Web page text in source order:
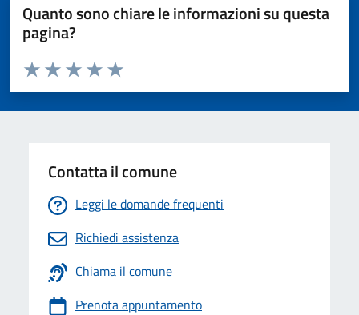
Quanto sono chiare le informazioni su questa
pagina?
Valuta da 1 a 5 stelle la pagina
Valuta 5 stelle su 5
Valuta 4 stelle su 5
Valuta 3 stelle su 5
Valuta 2 stelle su 5
Valuta 1 stelle su 5
Contatta il comune
Leggi le domande frequenti
Richiedi assistenza
Chiama il comune
Prenota appuntamento